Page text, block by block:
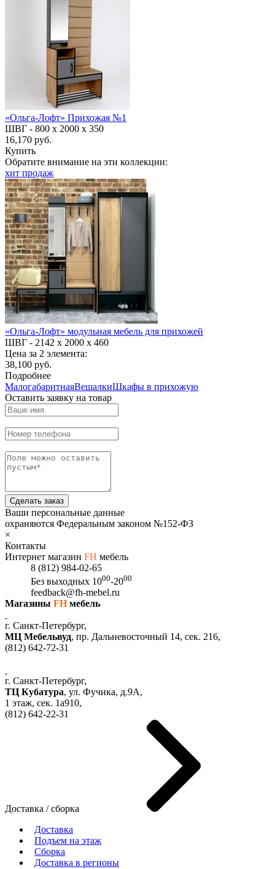
«Ольга-Лофт» Прихожая №1
ШВГ - 800 х 2000 х 350
16,170 руб.
Купить
Обратите внимание на эти коллекции:
хит продаж
«Ольга-Лофт» модульная мебель для прихожей
ШВГ - 2142 х 2000 х 460
Цена за 2 элемента:
38,100 руб.
Подробнее
МалогабаритнаяВешалкиШкафы в прихожую
Оставить заявку на товар
Сделать заказ
Ваши персональные данные
охраняются Федеральным законом №152-ФЗ
×
Контакты
Интернет магазин FH мебель
8 (812) 984-02-65
Без выходных 1000-2000
feedback@fh-mebel.ru
Магазины FHмебель
г. Санкт-Петербург,
МЦ Мебельвуд, пр. Дальневосточный 14, сек. 216,
(812) 642-72-31
г. Санкт-Петербург,
ТЦ Кубатура, ул. Фучика, д.9А,
1 этаж, сек. 1a910,
(812) 642-22-31
Доставка / сборка
Доставка
Подъем на этаж
Сборка
Доставка в регионы